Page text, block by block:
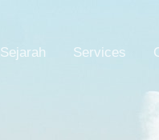
Sejarah Services